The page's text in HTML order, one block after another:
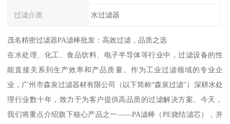
过滤介质 水过滤器
茂名精密过滤器PA滤棒批发：高效过滤，品质之选
在水处理、化工、食品饮料、电子半导体等行业中，过滤设备的性
能直接关系到生产效率和产品质量。作为工业过滤领域的专业企
业，广州市森泉过滤器材有限公司（以下简称“森泉过滤”）深耕水处
理行业数十年，致力于为客户提供高品质的过滤解决方案。今天，
我们将重点介绍旗下核心产品之一——PA滤棒（PE烧结滤芯），并